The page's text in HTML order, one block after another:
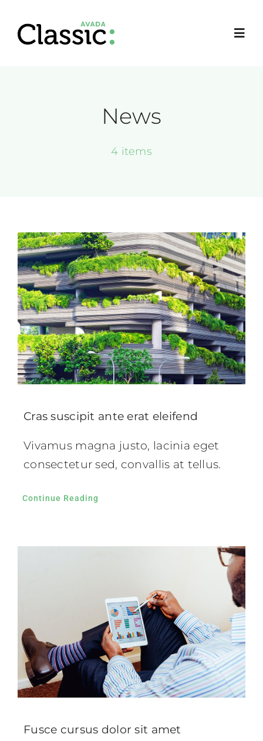
para
News
4 items
Cras suscipit ante erat eleifend
Vivamus magna justo, lacinia eget
consectetur sed, convallis at tellus.
Continue Reading
Fusce cursus dolor sit amet